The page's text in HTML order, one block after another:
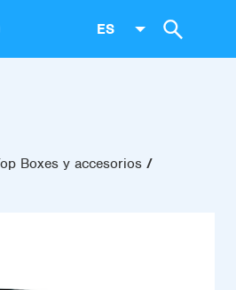
ES
Boxes y accesorios